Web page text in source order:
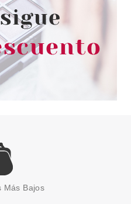
FEEL
DE DUCHA
750 ML
Más Bajos